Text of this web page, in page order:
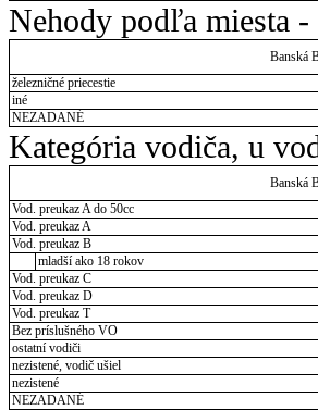
Nehody podľa miesta
Banská
železničné priecestie
iné
NEZADANÉ
Kategória vodiča, u
Banská
Vod. preukaz A do 50cc
Vod. preukaz A
Vod. preukaz B
mladší ako 18 rokov
Vod. preukaz C
Vod. preukaz D
Vod. preukaz T
Bez príslušného VO
ostatní vodiči
nezistené, vodič ušiel
nezistené
NEZADANÉ